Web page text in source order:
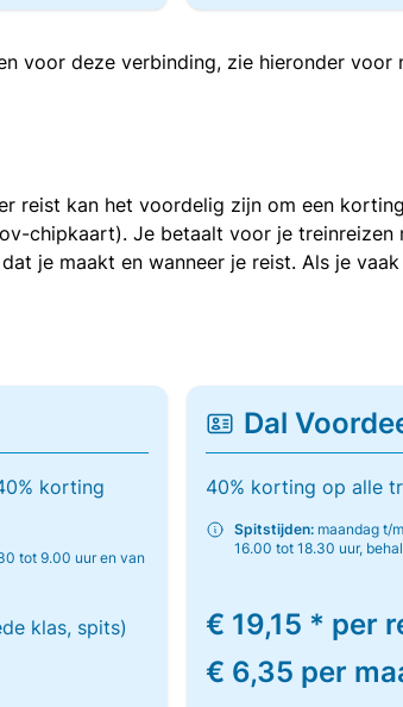
voor deze verbinding, zie hieronder voor
reist kan het voordelig zijn om een
chipkaart). Je betaalt voor je
je maakt en wanneer je reist. Als je
korting
tot 9.00 uur en van
klas, spits)
Dal
40% korting op alle
Spitstijden: maandag t/
16.00 tot 18.30 uur,
€ 19,15 * per
€ 6,35 per